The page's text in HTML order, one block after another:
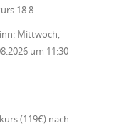
18.8.
Mittwoch,
um 11:30
(119€) nach